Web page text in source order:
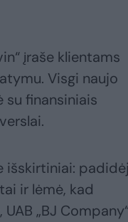
įraše klientams
Visgi naujo
finansiniais
išskirtiniai:
ir lėmė, kad
„BJ